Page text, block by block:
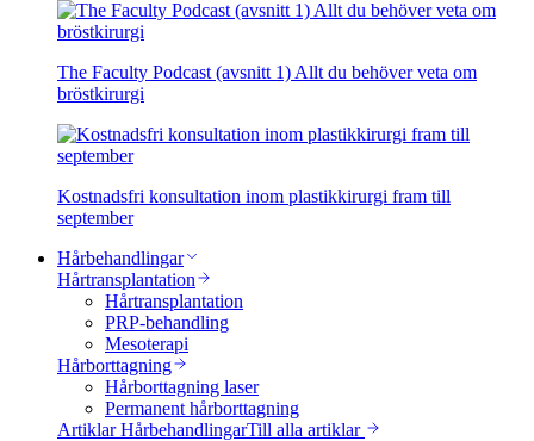
The Faculty Podcast (avsnitt 1) Allt du behöver veta om
bröstkirurgi
Kostnadsfri konsultation inom plastikkirurgi fram till
september
Hårbehandlingar
Hårtransplantation
Hårtransplantation
PRP-behandling
Mesoterapi
Hårborttagning
Hårborttagning laser
Permanent hårborttagning
Artiklar HårbehandlingarTill alla artiklar